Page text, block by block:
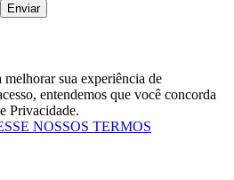
Enviar
sua experiência de
entendemos que você concorda
Privacidade.
NOSSOS TERMOS